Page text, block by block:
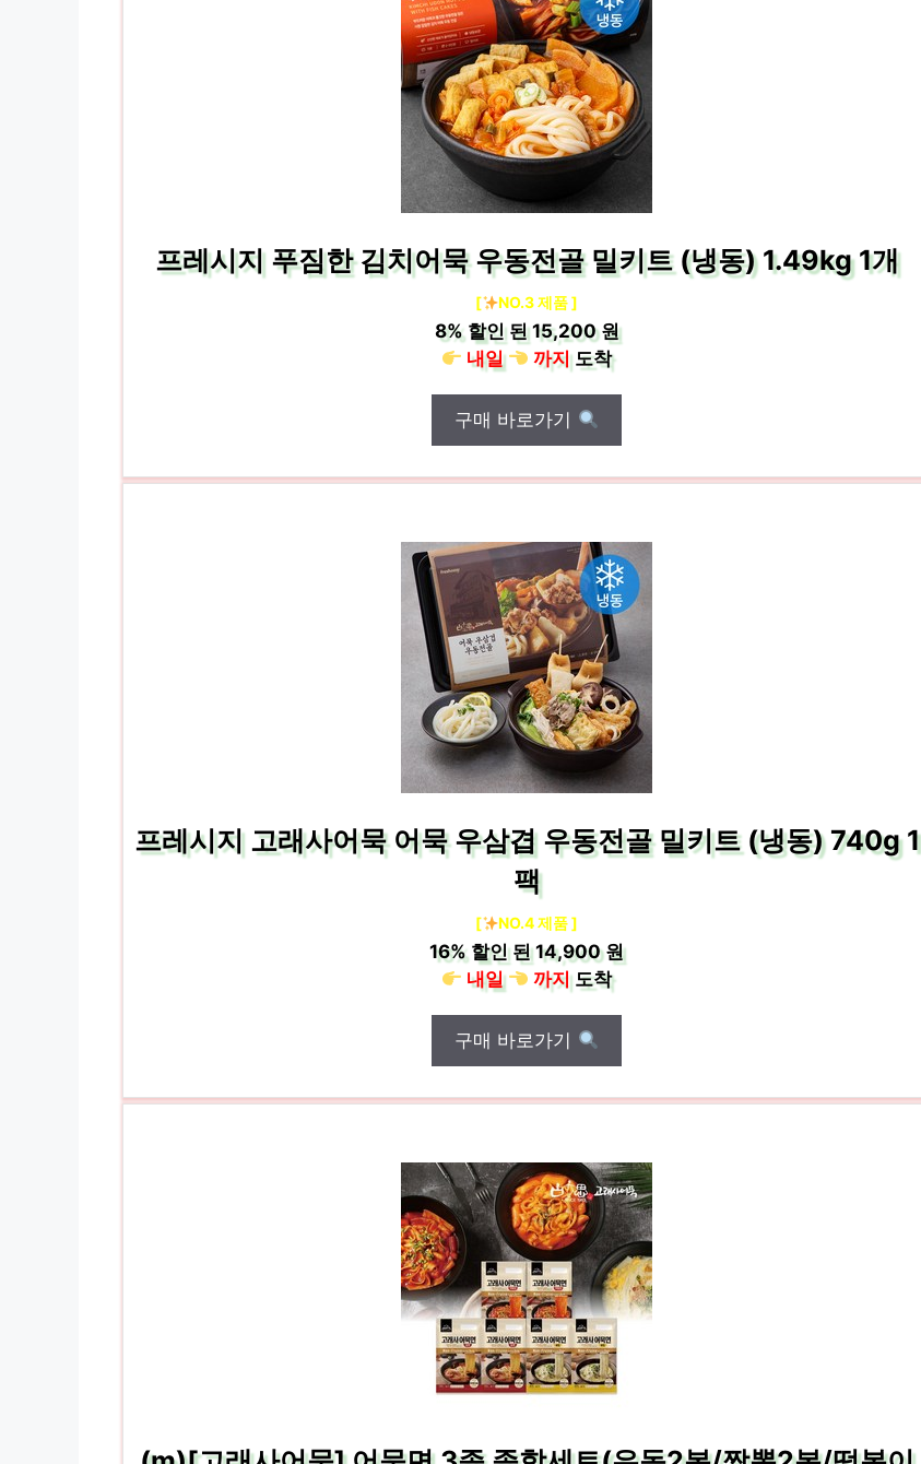
프레시지 푸짐한 김치어묵 우동전골 밀키트 (냉동) 1.49kg 1개
[ NO.3 제품 ]
8%할인 된15,200 원
내일
까지도착
구매 바로가기
프레시지 고래사어묵 어묵 우삼겹 우동전골 밀키트 (냉동) 740g 1
팩
[ NO.4 제품 ]
16%할인 된14,900 원
내일
까지도착
구매 바로가기